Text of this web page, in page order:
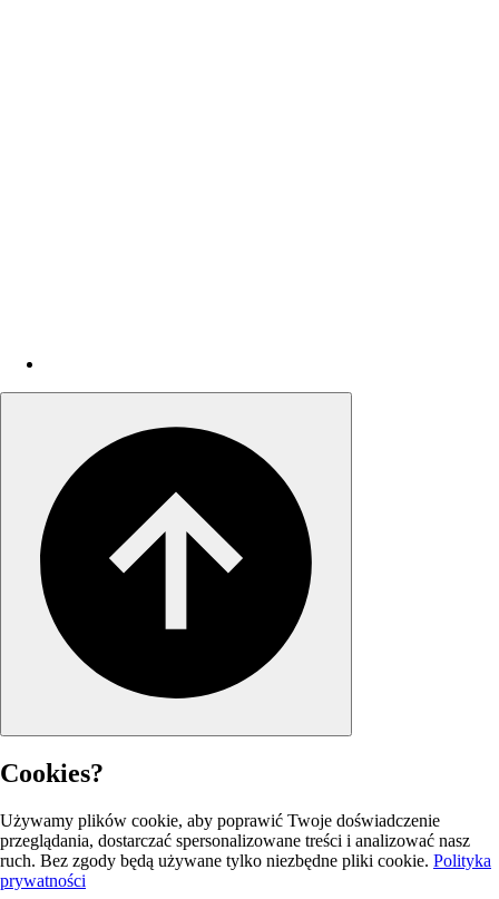
Cookies?
Używamy plików cookie, aby poprawić Twoje doświadczenie
przeglądania, dostarczać spersonalizowane treści i analizować nasz
ruch. Bez zgody będą używane tylko niezbędne pliki cookie. Polityka
prywatności